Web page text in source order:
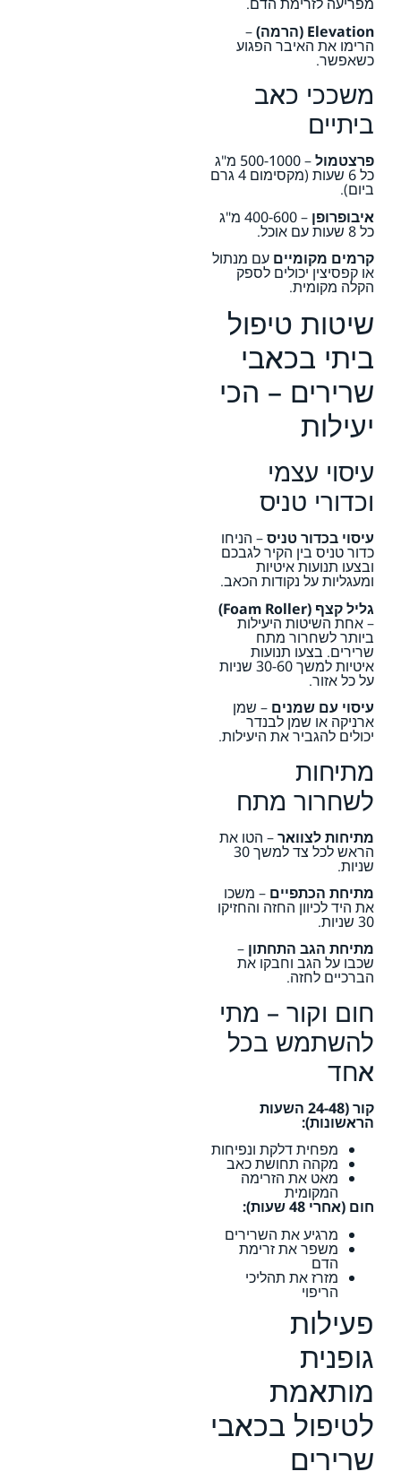
מפריעה לזרימת הדם.
Elevation (הרמה)
–
הרימו את האיבר הפגוע
כשאפשר.
משככי כאב
ביתיים
פרצטמול – 500-1000 מ"ג
כל 6 שעות (מקסימום 4 גרם
ביום).
איבופרופן
– 400-600 מ"ג
כל 8 שעות עם אוכל.
קרמים מקומיים עם מנתול
או קפסיצין יכולים לספק
הקלה מקומית.
שיטות טיפול
ביתי בכאבי
שרירים – הכי
יעילות
עיסוי עצמי
וכדורי טניס
עיסוי בכדור טניס– הניחו
כדור טניס בין הקיר לגבכם
ובצעו תנועות איטיות
ומעגליות על נקודות הכאב.
גליל קצף (Foam Roller)
– אחת השיטות היעילות
ביותר לשחרור מתח
שרירים. בצעו תנועות
איטיות למשך 30-60 שניות
על כל אזור.
עיסוי עם שמנים – שמן
ארניקה או שמן לבנדר
יכולים להגביר את היעילות.
מתיחות
לשחרור מתח
מתיחות לצוואר– הטו את
הראש לכל צד למשך 30
שניות.
מתיחת הכתפיים – משכו
את היד לכיוון החזה והחזיקו
30 שניות.
מתיחת הגב התחתון –
שכבו על הגב וחבקו את
הברכיים לחזה.
חום וקור – מתי
להשתמש בכל
אחד
קור (24-48 השעות
הראשונות):
מפחית דלקת ונפיחות
מקהה תחושת כאב
מאט את הזרימה
המקומית
חום (אחרי 48 שעות):
מרגיע את השרירים
משפר את זרימת
הדם
מזרז את תהליכי
הריפוי
פעילות
גופנית
מותאמת
לטיפול בכאבי
שרירים